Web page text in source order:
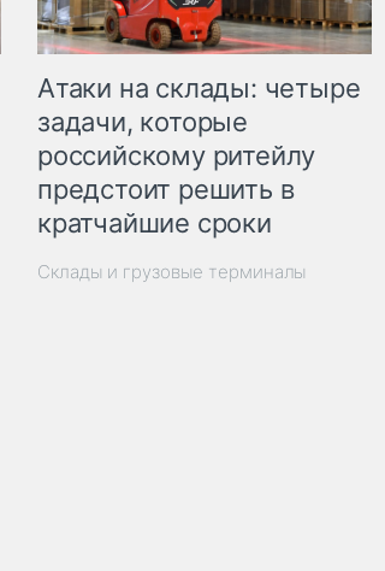
Атаки на склады: четыре
задачи, которые
российскому ритейлу
предстоит решить в
кратчайшие сроки
Склады и грузовые терминалы